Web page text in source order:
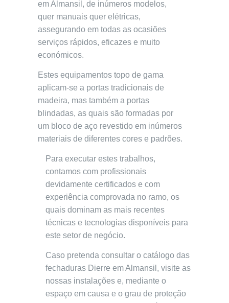
em Almansil, de inúmeros modelos,
quer manuais quer elétricas,
assegurando em todas as ocasiões
serviços rápidos, eficazes e muito
económicos.
Estes equipamentos topo de gama
aplicam-se a portas tradicionais de
madeira, mas também a portas
blindadas, as quais são formadas por
um bloco de aço revestido em inúmeros
materiais de diferentes cores e padrões.
Para executar estes trabalhos,
contamos com profissionais
devidamente certificados e com
experiência comprovada no ramo, os
quais dominam as mais recentes
técnicas e tecnologias disponíveis para
este setor de negócio.
Caso pretenda consultar o catálogo das
fechaduras Dierre em Almansil, visite as
nossas instalações e, mediante o
espaço em causa e o grau de proteção